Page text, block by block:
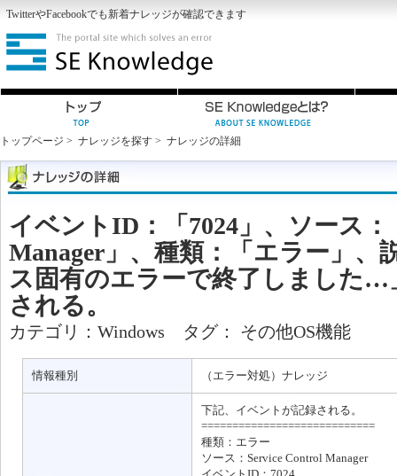
TwitterやFacebookでも新着ナレッジが確認できます
トップページ > ナレッジを探す > ナレッジの詳細
イベントID：「7024」、ソース：
Manager」、種類：「エラー」
ス固有のエラーで終了しました…
される。
カテゴリ： Windows タグ： その他OS機能
情報種別 （エラー対処）ナレッジ
下記、イベントが記録される。
============================
種類：エラー
ソース：Service Control Manager